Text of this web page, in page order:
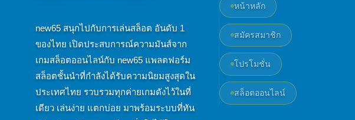
new65 สนุกไปกับการเล่นสล็อต อันดับ 1
ของไทย เปิดประสบการณ์ความมันส์จาก
เกมสล็อตออนไลน์กับ new65 แพลตฟอร์ม
สล็อตชั้นนำที่กำลังได้รับความนิยมสูงสุดใน
ประเทศไทย รวบรวมทุกค่ายเกมดังไว้ในที่
เดียว เล่นง่าย แตกบ่อย มาพร้อมระบบที่ทัน
หน้าหลัก
สมัครสมาชิก
โปรโมชั่น
สล็อตออนไลน์